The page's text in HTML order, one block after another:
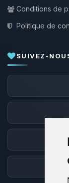
Conditions de
Politique de
SUIVEZ-